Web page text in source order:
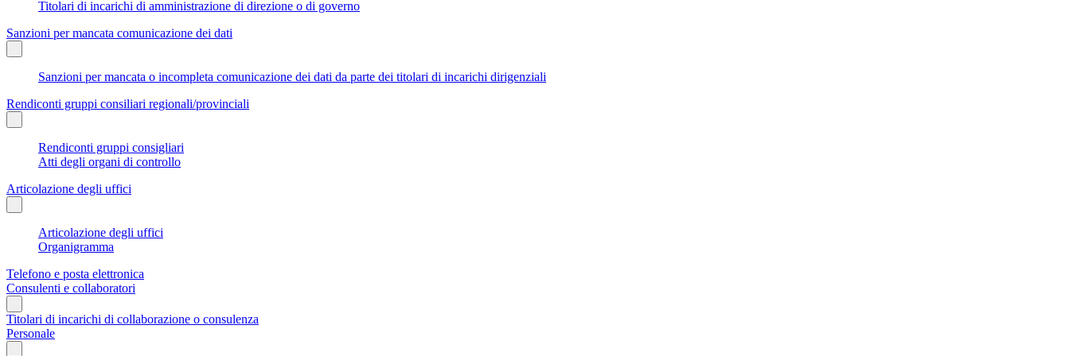
Titolari di incarichi di amministrazione di direzione o di governo
Sanzioni per mancata comunicazione dei dati
Sanzioni per mancata o incompleta comunicazione dei dati da parte dei titolari di incarichi dirigenziali
Rendiconti gruppi consiliari regionali/provinciali
Rendiconti gruppi consigliari
Atti degli organi di controllo
Articolazione degli uffici
Articolazione degli uffici
Organigramma
Telefono e posta elettronica
Consulenti e collaboratori
Titolari di incarichi di collaborazione o consulenza
Personale